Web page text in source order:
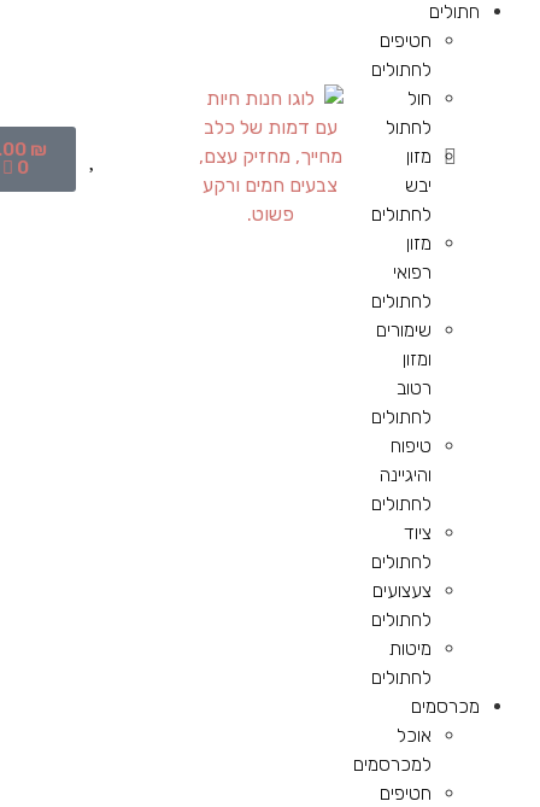
חתולים
חטיפים
לחתולים
חול
לחתול
מזון
יבש
לחתולים
מזון
רפואי
לחתולים
שימורים
ומזון
רטוב
לחתולים
טיפוח
והיגיינה
לחתולים
ציוד
לחתולים
צעצועים
לחתולים
מיטות
לחתולים
מכרסמים
אוכל
למכרסמים
חטיפים
₪
0